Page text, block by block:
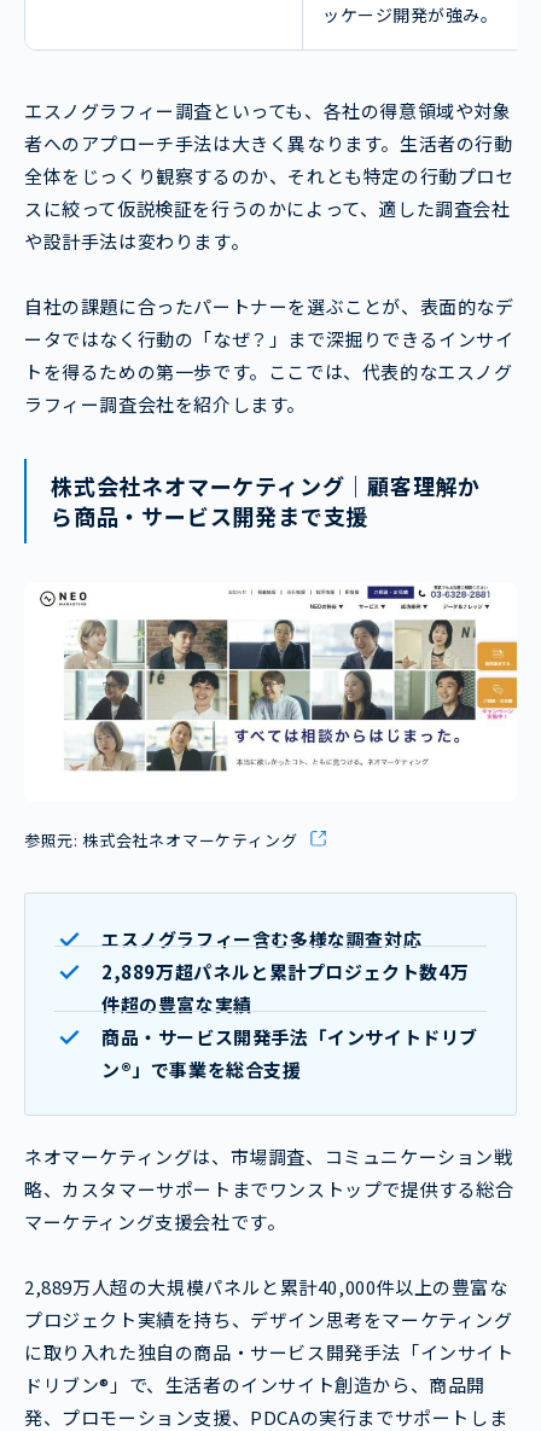
ッケージ開発が強み。
エスノグラフィー調査といっても、各社の得意領域や対象
者へのアプローチ手法は大きく異なります。生活者の行動
全体をじっくり観察するのか、それとも特定の行動プロセ
スに絞って仮説検証を行うのかによって、適した調査会社
や設計手法は変わります。
自社の課題に合ったパートナーを選ぶことが、表面的なデ
ータではなく行動の「なぜ？」まで深掘りできるインサイ
トを得るための第一歩です。ここでは、代表的なエスノグ
ラフィー調査会社を紹介します。
株式会社ネオマーケティング｜顧客理解か
ら商品・サービス開発まで支援
参照元: 株式会社ネオマーケティング
エスノグラフィー含む多様な調査対応
2,889万超パネルと累計プロジェクト数4万
件超の豊富な実績
商品・サービス開発手法「インサイトドリブ
ン®」で事業を総合支援
ネオマーケティングは、市場調査、コミュニケーション戦
略、カスタマーサポートまでワンストップで提供する総合
マーケティング支援会社です。
2,889万人超の大規模パネルと累計40,000件以上の豊富な
プロジェクト実績を持ち、デザイン思考をマーケティング
に取り入れた独自の商品・サービス開発手法「インサイト
ドリブン®」で、生活者のインサイト創造から、商品開
発、プロモーション支援、PDCAの実行までサポートしま